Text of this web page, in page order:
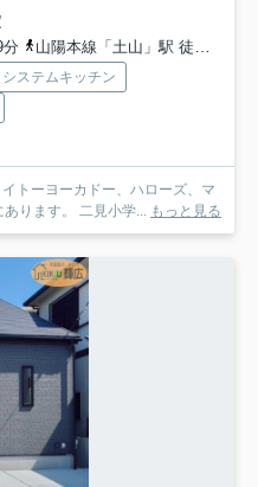
分
山陽本線「土山」駅 徒歩31分
システムキッチン
トーヨーカドー、ハローズ、マ
ります。 二見小学... もっと見る